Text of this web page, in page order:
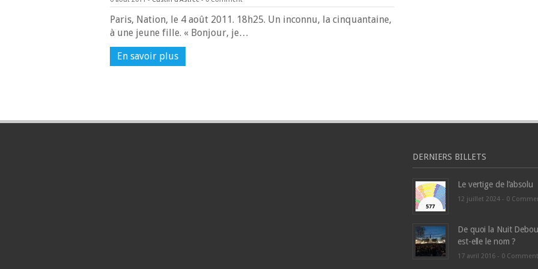
Paris, Nation, le 4 août 2011. 18h25. Un inconnu, la cinquantaine,
à une jeune fille. « Bonjour, je…
En savoir plus
DERNIERS BILLETS
Le vertige de l’absolu
12 juillet 2024 - 0
De quoi la Nuit
est-elle le nom ?
17 avril 2016 - 0 Comment